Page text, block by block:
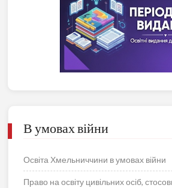
В умовах війни
Освіта Хмельниччини в умовах війни
Право на освіту цивільних осіб,